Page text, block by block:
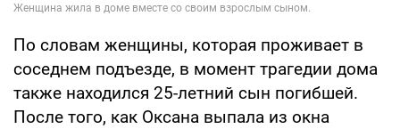
По словам женщины, которая проживает в
соседнем подъезде, в момент трагедии дома
также находился 25-летний сын погибшей.
После того, как Оксана выпала из окна